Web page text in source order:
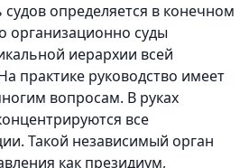
определяется в конечном
организационно суды
иерархии всей
практике руководство имеет
вопросам. В руках
все
Такой независимый орган
как президиум,